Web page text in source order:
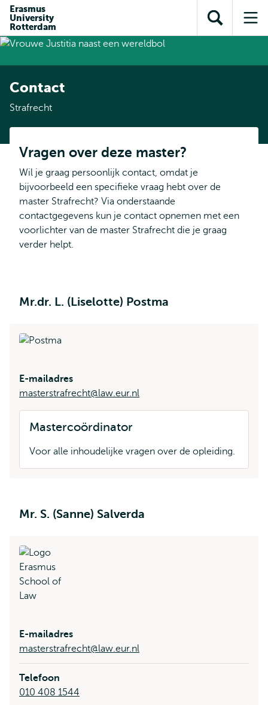
inhoud
gaan
gaan
Direct naar
subnavigatie
Erasmus
University
Rotterdam
Toon
zoekveld
Contact
Strafrecht
Vragen over deze master?
Wil je graag persoonlijk contact, omdat je
bijvoorbeeld een specifieke vraag hebt over de
master Strafrecht? Via onderstaande
contactgegevens kun je contact opnemen met een
voorlichter van de master Strafrecht die je graag
verder helpt.
Mr.dr. L. (Liselotte) Postma
E-mailadres
masterstrafrecht@law.eur.nl
Mastercoördinator
Voor alle inhoudelijke vragen over de opleiding.
Mr. S. (Sanne) Salverda
E-mailadres
masterstrafrecht@law.eur.nl
Telefoon
010 408 1544